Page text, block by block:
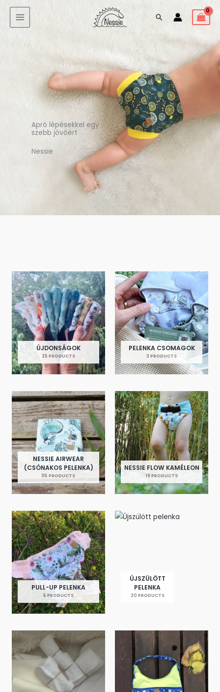
Skip
content
Search
Apró lépésekkel egy
szebb jövőért
Nessie
ÚJDONSÁGOK
25 PRODUCTS
PELENKA CSOMAGOK
3 PRODUCTS
NESSIE AIRWEAR
(CSÓNAKOS PELENKA)
115 PRODUCTS
NESSIE FLOW KAMÉLEON
19 PRODUCTS
PULL-UP PELENKA
5 PRODUCTS
ÚJSZÜLÖTT
PELENKA
20 PRODUCTS